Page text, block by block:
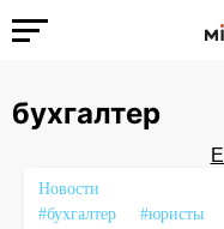
бухгалтер
Новости
#бухгалтер
#юристы